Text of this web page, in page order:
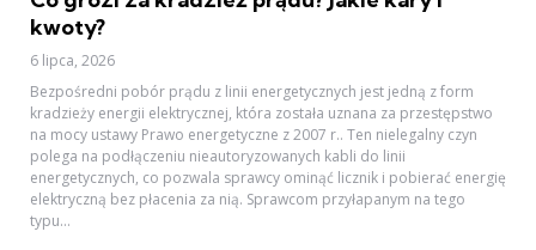
kwoty?
6 lipca, 2026
Bezpośredni pobór prądu z linii energetycznych jest jedną z form
kradzieży energii elektrycznej, która została uznana za przestępstwo
na mocy ustawy Prawo energetyczne z 2007 r.. Ten nielegalny czyn
polega na podłączeniu nieautoryzowanych kabli do linii
energetycznych, co pozwala sprawcy ominąć licznik i pobierać energię
elektryczną bez płacenia za nią. Sprawcom przyłapanym na tego
typu...